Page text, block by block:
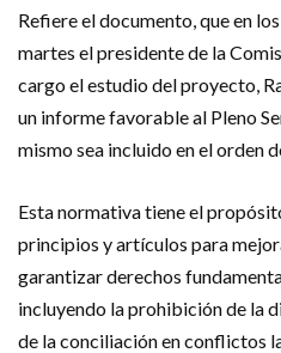
Refiere el documento, que en
martes el presidente de la
cargo el estudio del proyecto,
un informe favorable al Pleno
mismo sea incluido en el orden
Esta normativa tiene el
principios y artículos para
garantizar derechos
incluyendo la prohibición de la
de la conciliación en conflictos